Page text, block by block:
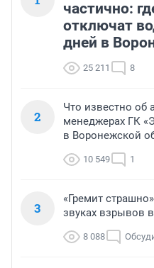
частично:
отключат
дней в
25 211 8
2
Что известно об
менеджерах ГК
в Воронежской
10 549 1
3
«Гремит
звуках взрывов
8 088